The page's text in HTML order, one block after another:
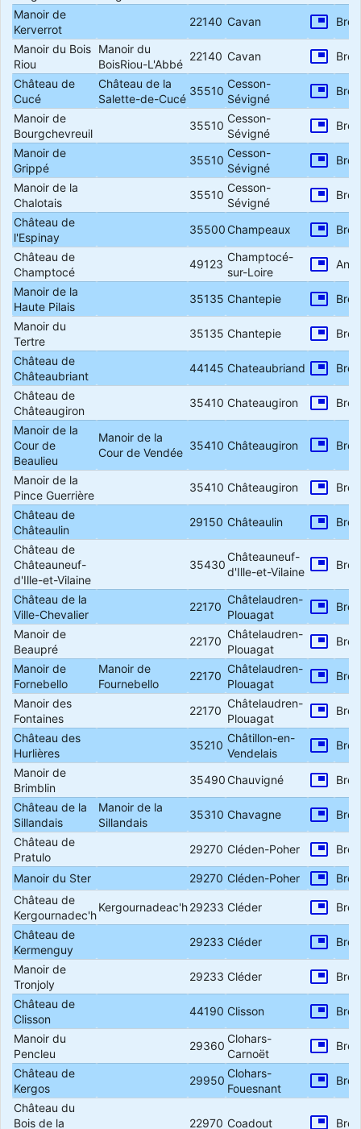
Manoir de
Kerverrot
22140 Cavan picture_in_picture
Manoir du Bois
Riou
Manoir du
BoisRiou-L'Abbé
22140 Cavan picture_in_picture
Château de
Cucé
Château de la
Salette-de-Cucé
35510
Cesson-
Sévigné
picture_in_picture
Manoir de
Bourgchevreuil
35510
Cesson-
Sévigné
picture_in_picture
Manoir de
Grippé
35510
Cesson-
Sévigné
picture_in_picture
Manoir de la
Chalotais
35510
Cesson-
Sévigné
picture_in_picture
Château de
l'Espinay
35500Champeaux picture_in_picture
Château de
Champtocé
49123
Champtocé-
sur-Loire
picture_in_picture
Manoir de la
Haute Pilais
35135 Chantepie picture_in_picture
Manoir du
Tertre
35135 Chantepie picture_in_picture
Château de
Châteaubriant
44145 Chateaubriand picture_in_picture
Château de
Châteaugiron
35410 Chateaugiron picture_in_picture
Manoir de la
Cour de
Beaulieu
Manoir de la
Cour de Vendée
35410 Châteaugiron picture_in_picture
Manoir de la
Pince Guerrière
35410 Châteaugiron picture_in_picture
Château de
Châteaulin
29150 Châteaulin picture_in_picture
Château de
Châteauneuf-
d'Ille-et-Vilaine
35430
Châteauneuf-
d'Ille-et-Vilaine picture_in_picture
Château de la
Ville-Chevalier
22170
Châtelaudren-
Plouagat
picture_in_picture
Manoir de
Beaupré
22170
Châtelaudren-
Plouagat
picture_in_picture
Manoir de
Fornebello
Manoir de
Fournebello
22170
Châtelaudren-
Plouagat
picture_in_picture
Manoir des
Fontaines
22170
Châtelaudren-
Plouagat
picture_in_picture
Château des
Hurlières
35210
Châtillon-en-
Vendelais
picture_in_picture
Manoir de
Brimblin
35490Chauvigné picture_in_picture
Château de la
Sillandais
Manoir de la
Sillandais
35310 Chavagne picture_in_picture
Château de
Pratulo
29270 Cléden-Poher picture_in_picture
Manoir du Ster 29270 Cléden-Poher picture_in_picture
Château de
Kergournadec'h
Kergournadeac'h29233 Cléder picture_in_picture
Château de
Kermenguy
29233 Cléder picture_in_picture
Manoir de
Tronjoly
29233 Cléder picture_in_picture
Château de
Clisson
44190 Clisson picture_in_picture
Manoir du
Pencleu
29360
Clohars-
Carnoët
picture_in_picture
Château de
Kergos
29950
Clohars-
Fouesnant
picture_in_picture
Château du
Bois de la
22970 Coadout picture_in_picture